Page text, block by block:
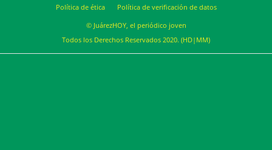
Política de ética
Política de verificación de datos
© JuárezHOY, el periódico joven
Todos los Derechos Reservados 2020. (HD|MM)